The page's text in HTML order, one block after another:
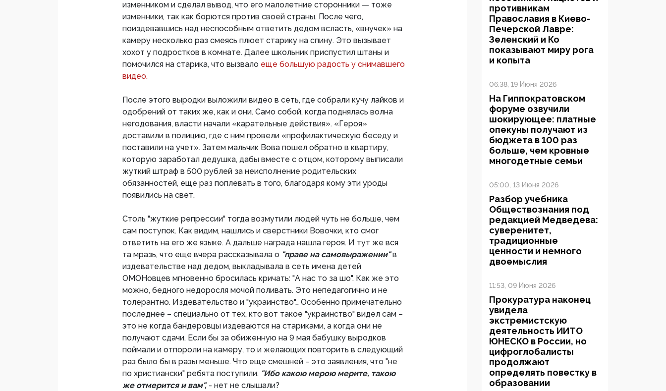
изменником и сделал вывод, что его малолетние сторонники — тоже
изменники, так как борются против своей страны. После чего,
поиздевавшись над неспособным ответить дедом всласть, «внучек» на
камеру несколько раз смеясь плюет старику на спину. Это вызывает
хохот у подростков в комнате. Далее школьник приспустил штаны и
помочился на старика, что вызвало еще большую радость у снимавшего
видео.
После этого выродки выложили видео в сеть, где собрали кучу лайков и
одобрений от таких же, как и они. Само собой, когда поднялась волна
негодования, власти начали «карательные действия». «Героя»
доставили в полицию, где с ним провели «профилактическую беседу и
поставили на учет». Затем мальчик Вова пошел обратно в квартиру,
которую заработал дедушка, дабы вместе с отцом, которому выписали
жуткий штраф в 500 рублей за неисполнение родительских
обязанностей, еще раз поплевать в того, благодаря кому эти уроды
появились на свет.
Столь "жуткие репрессии" тогда возмутили людей чуть не больше, чем
сам поступок. Как видим, нашлись и сверстники Вовочки, кто смог
ответить на его же языке. А дальше награда нашла героя. И тут же вся
та мразь, что еще вчера рассказывала о "праве на самовыражении"в
издевательстве над дедом, выкладывала в сеть имена детей
ОМОНовцев мгновенно бросилась кричать: "А нас то за шо". Как же это
можно, бедного недоросля мочой поливать. Это непедагогично и не
толерантно. Издевательство и "украинство"… Особенно примечательно
последнее – специально от тех, кто вот такое "украинство" видел сам –
это не когда бандеровцы издеваются на стариками, а когда они не
получают сдачи. Если бы за обиженную на 9 мая бабушку выродков
поймали и отпороли на камеру, то и желающих повторить в следующий
раз было бы в разы меньше. Что еще смешней – это заявления, что "не
по христиански" ребята поступили. "Ибо какою мерою мерите, такою
же отмерится и вам", - нет не слышали?
противникам
Православия в Киево-
Печерской Лавре:
Зеленский и Ко
показывают миру рога
и копыта
06:38, 19 Июня 2026
На Гиппократовском
форуме озвучили
шокирующее: платные
опекуны получают из
бюджета в 100 раз
больше, чем кровные
многодетные семьи
05:00, 13 Июня 2026
Разбор учебника
Обществознания под
редакцией Медведева:
суверенитет,
традиционные
ценности и немного
двоемыслия
11:53, 09 Июня 2026
Прокуратура наконец
увидела
экстремистскую
деятельность ИИТО
ЮНЕСКО в России, но
цифроглобалисты
продолжают
определять повестку в
образовании